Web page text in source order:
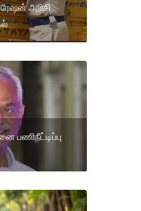
அரிசி
பணிநீட்டிப்பு